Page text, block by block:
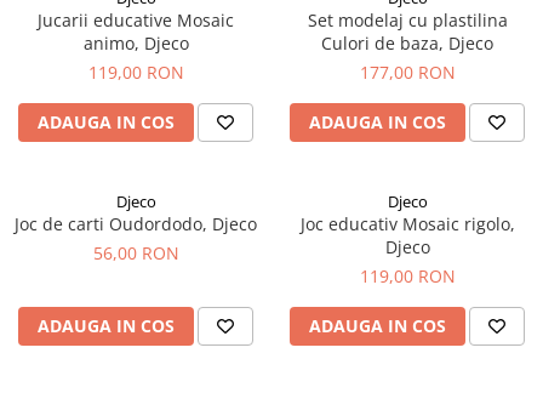
Jucarii educative Mosaic
animo, Djeco
119,00 RON
ADAUGA IN COS
Set modelaj cu plastilina
Culori de baza, Djeco
177,00 RON
ADAUGA IN COS
Djeco
Joc de carti Oudordodo, Djeco
56,00 RON
ADAUGA IN COS
Djeco
Joc educativ Mosaic rigolo,
Djeco
119,00 RON
ADAUGA IN COS